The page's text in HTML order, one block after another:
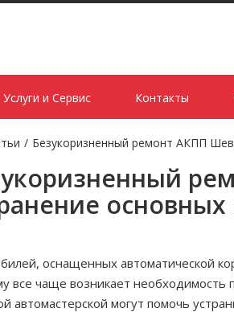
Услуги и Сервис Контакты
/ Безукоризненный ремонт АКПП
оснащенных автоматической
все чаще возникает необходимость
автомастерской могут помочь